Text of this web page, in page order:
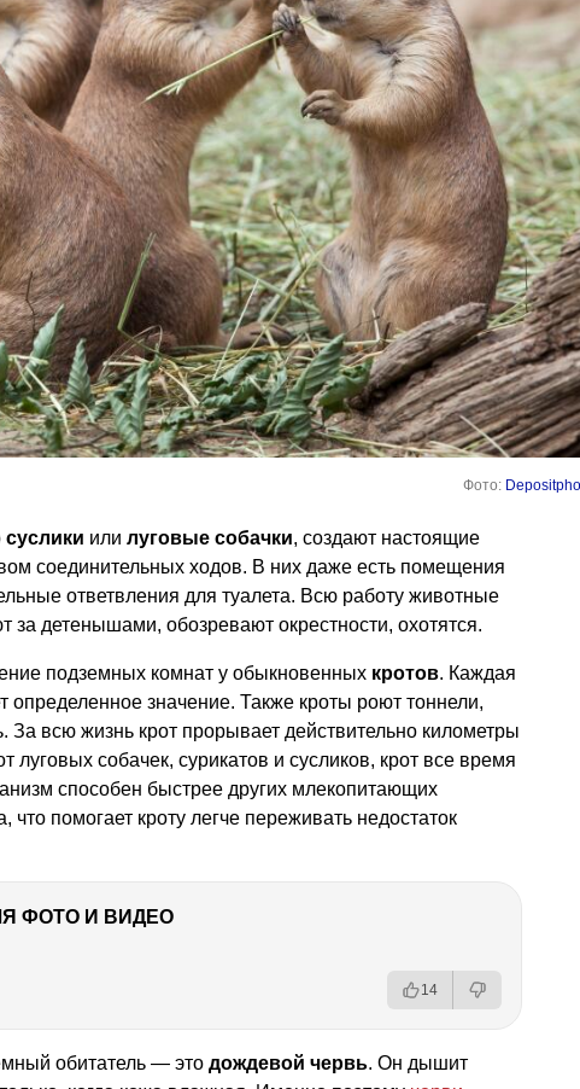
Фото:
суслики или луговые собачки, создают настоящие
соединительных ходов. В них даже есть помещения
ответвления для туалета. Всю работу животные
за детенышами, обозревают окрестности, охотятся.
подземных комнат у обыкновенных кротов. Каждая
определенное значение. Также кроты роют тоннели,
За всю жизнь крот прорывает действительно километры
луговых собачек, сурикатов и сусликов, крот все время
способен быстрее других млекопитающих
что помогает кроту легче переживать недостаток
ФОТО И ВИДЕО
14
обитатель — это дождевой червь. Он дышит